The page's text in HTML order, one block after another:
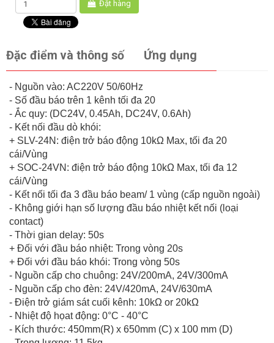
Đặt hàng
Đặc điểm và thông số Ứng dụng
- Nguồn vào: AC220V 50/60Hz
- Số đầu báo trên 1 kênh tối đa 20
- Ắc quy: (DC24V, 0.45Ah, DC24V, 0.6Ah)
- Kết nối đầu dò khói:
+ SLV-24N: điện trở báo động 10kΩ Max, tối đa 20
cái/Vùng
+ SOC-24VN: điện trở báo động 10kΩ Max, tối đa 12
cái/Vùng
- Kết nối tối đa 3 đầu báo beam/ 1 vùng (cấp nguồn ngoài)
- Không giới hạn số lượng đầu báo nhiệt kết nối (loại
contact)
- Thời gian delay: 50s
+ Đối với đầu báo nhiệt: Trong vòng 20s
+ Đối với đầu báo khói: Trong vòng 50s
- Nguồn cấp cho chuông: 24V/200mA, 24V/300mA
- Nguồn cấp cho đèn: 24V/420mA, 24V/630mA
- Điện trở giám sát cuối kênh: 10kΩ or 20kΩ
- Nhiệt độ họat động: 0°C - 40°C
- Kích thước: 450mm(R) x 650mm (C) x 100 mm (D)